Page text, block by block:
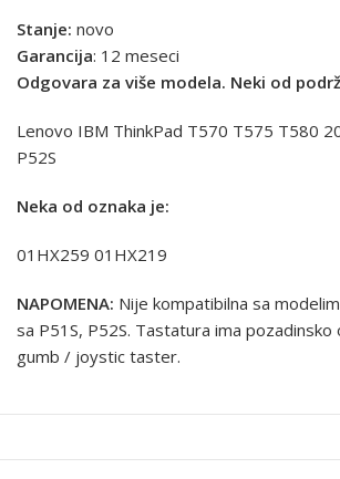
Stanje: novo
Garancija: 12 meseci
Odgovara za više modela. Neki od
Lenovo IBM ThinkPad T570 T575 T580
P52S
Neka od oznaka je:
01HX259 01HX219
NAPOMENA: Nije kompatibilna sa
sa P51S, P52S. Tastatura ima
gumb / joystic taster.